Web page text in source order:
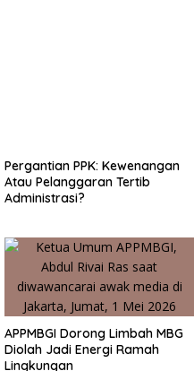
Pergantian PPK: Kewenangan
Atau Pelanggaran Tertib
Administrasi?
APPMBGI Dorong Limbah MBG
Diolah Jadi Energi Ramah
Lingkungan